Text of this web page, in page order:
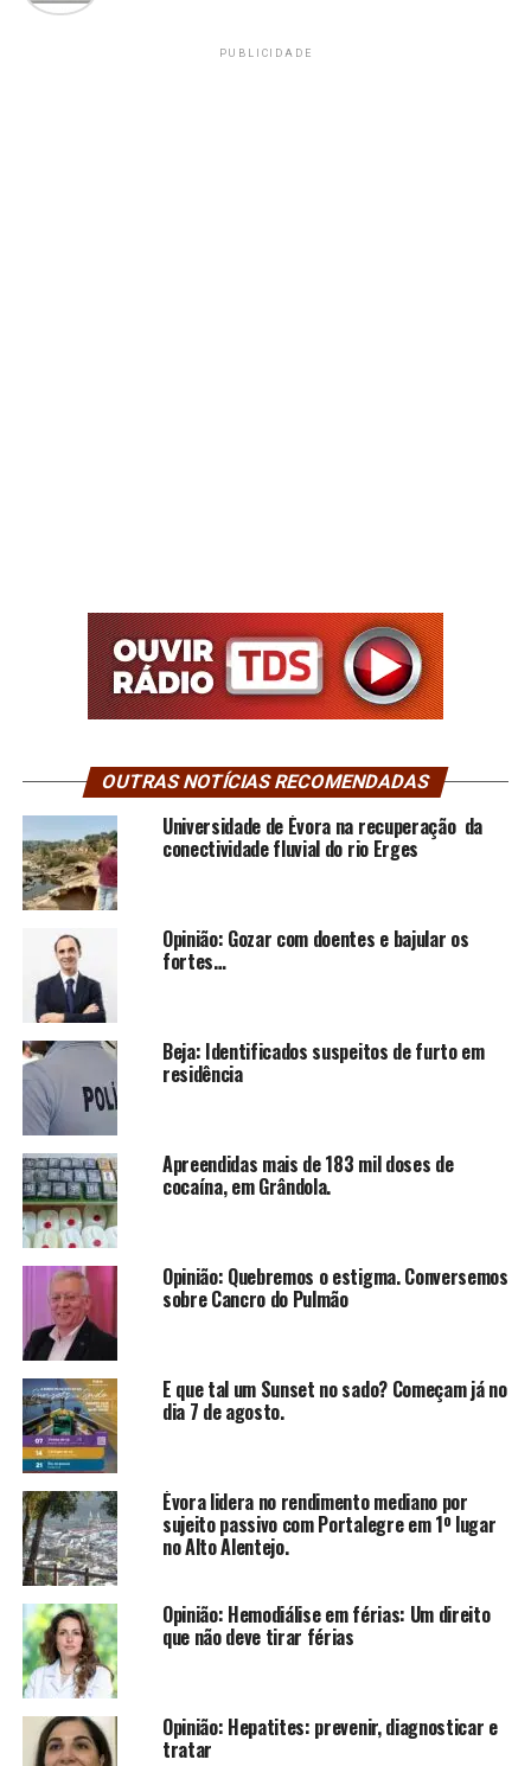
PUBLICIDADE
OUTRAS NOTÍCIAS RECOMENDADAS
Universidade de Évora na recuperação da
conectividade fluvial do rio Erges
Opinião: Gozar com doentes e bajular os
fortes…
Beja: Identificados suspeitos de furto em
residência
Apreendidas mais de 183 mil doses de
cocaína, em Grândola.
Opinião: Quebremos o estigma. Conversemos
sobre Cancro do Pulmão
E que tal um Sunset no sado? Começam já no
dia 7 de agosto.
Évora lidera no rendimento mediano por
sujeito passivo com Portalegre em 1º lugar
no Alto Alentejo.
Opinião: Hemodiálise em férias: Um direito
que não deve tirar férias
Opinião: Hepatites: prevenir, diagnosticar e
tratar